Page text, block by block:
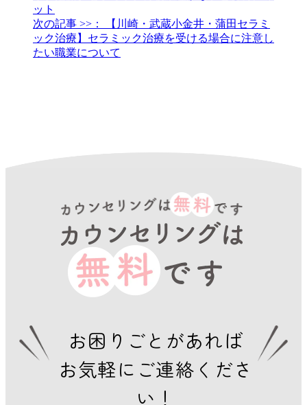
ット
次の記事 >>：
【川崎・武蔵小金井・蒲田セラミ
ック治療】セラミック治療を受ける場合に注意し
たい職業について
お困りごとがあれば
お気軽にご連絡くださ
い！